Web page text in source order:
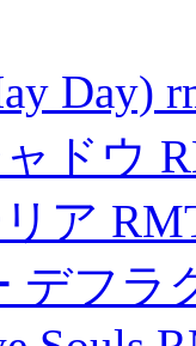
Day)
ドウ
ア
デフラ